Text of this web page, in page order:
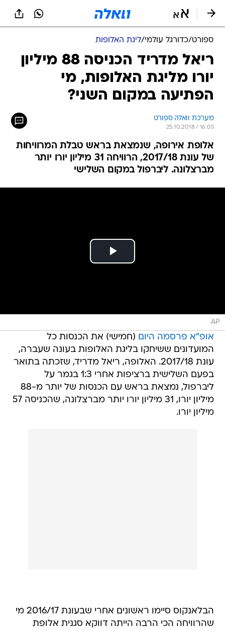
ספורט/כדורגל עולמי/ליגת האלופות
ריאל מדריד הכניסה 88 מיליון
יורו מליגת האלופות, מי
הפתיעה במקום השני?
מערכת וואלה ספורט
25.10.2018 / 16:05
אלופת אירופה, שנמצאת בראש טבלת המרוויחות
של עונת 2017/18, הרוויחה 31 מיליון יורו יותר
מברצלונה. ליברפול במקום השלישי
AP
אופ"א פרסמה היום (חמישי) את הכנסות כל
המועדונים ששיחקו בליגת האלופות בעונה שעברה,
עונת 2017/18. האלופה, ריאל מדריד, שזכתה בתואר
בפעם השלישית ברציפות אחרי 1:3 בגמר על
ליברפול, נמצאת בראש עם הכנסות של יותר מ-88
מיליון יורו, 31 מיליון יורו יותר מברצלונה, שהכניסה 57
מיליון יורו.
הבלאנקוס סיימו ראשונים אחרי שבעונת 2016/17 מי
שהרוויחה הכי הרבה הייתה דווקא סגנית אלופת